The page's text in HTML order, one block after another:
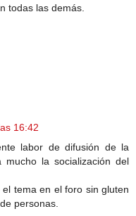
todas las demás.
16:42
labor de difusión de la
la socialización del
tema en el foro sin gluten
personas.